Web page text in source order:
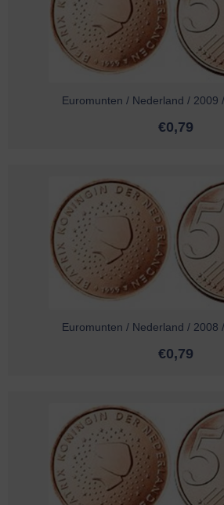
Euromunten / Nederland / 2009
€0,79
Euromunten / Nederland / 2008
€0,79